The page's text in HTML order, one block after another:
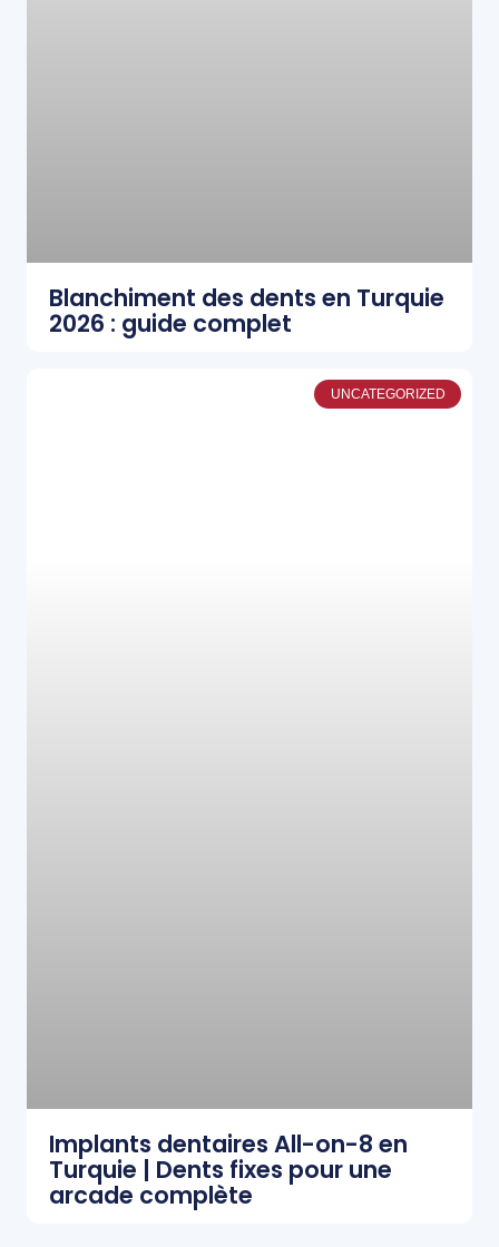
Blanchiment des dents en Turquie
2026 : guide complet
UNCATEGORIZED
Implants dentaires All-on-8 en
Turquie | Dents fixes pour une
arcade complète